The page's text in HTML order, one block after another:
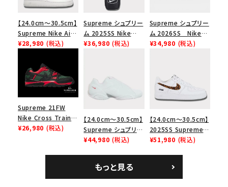
【24.0cm～30.5cm】
Supreme Nike Air
Force 1 Low シュプ
ース１スニーカー シ
ューズ ホワイト
¥28,980 (税込)
Supreme シュプリー
ム 2025SS Nike
Leather Shoulder
¥36,980 (税込)
Supreme シュプリー
ム 2026SS Nike
SB Air Max 2 CB 94
ロー SP ホワイト
¥34,980 (税込)
Supreme 21FW
Nike Cross Trainer
Low ナイキクロスト
¥26,980 (税込)
【24.0cm～30.5cm】
Supreme シュプリー
ム 2023AW Nike
カー ホワイト 白
¥44,980 (税込)
【24.0cm～30.5cm】
2025SS Supreme
GOODENOUGH
ムグッドイナフ ナイキ
エアフォース１スニー
¥51,980 (税込)
もっと見る